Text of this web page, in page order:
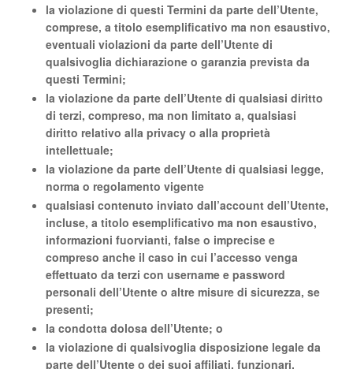
la violazione di questi Termini da parte dell’Utente,
comprese, a titolo esemplificativo ma non esaustivo,
eventuali violazioni da parte dell’Utente di
qualsivoglia dichiarazione o garanzia prevista da
questi Termini;
la violazione da parte dell’Utente di qualsiasi diritto
di terzi, compreso, ma non limitato a, qualsiasi
diritto relativo alla privacy o alla proprietà
intellettuale;
la violazione da parte dell’Utente di qualsiasi legge,
norma o regolamento vigente
qualsiasi contenuto inviato dall’account dell’Utente,
incluse, a titolo esemplificativo ma non esaustivo,
informazioni fuorvianti, false o imprecise e
compreso anche il caso in cui l’accesso venga
effettuato da terzi con username e password
personali dell’Utente o altre misure di sicurezza, se
presenti;
la condotta dolosa dell’Utente; o
la violazione di qualsivoglia disposizione legale da
parte dell’Utente o dei suoi affiliati, funzionari,